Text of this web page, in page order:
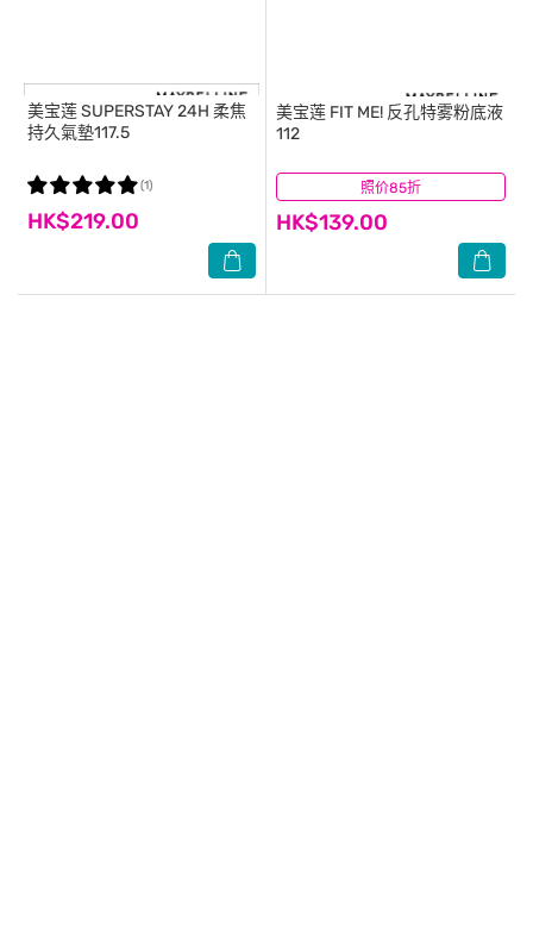
美宝莲SUPERSTAY 24H 柔焦
持久氣墊117.5
HK$219.00
(1) 照价85折
美宝莲 FIT ME! 反孔特雾粉底液
112
HK$139.00
(1)